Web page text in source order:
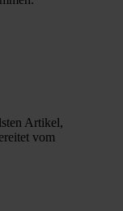
Artikel,
vom